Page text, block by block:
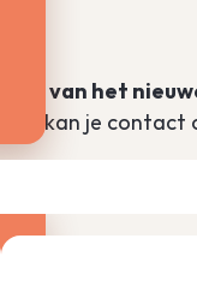
van het
is, kan je contact